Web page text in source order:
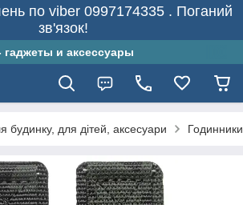
по viber 0997174335 . Поганий
зв'язок!
и аксессуары
будинку, для дітей, аксесуари Годинники